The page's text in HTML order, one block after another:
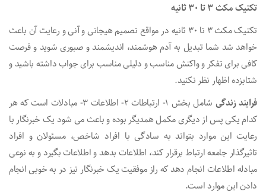
تکنیک مکث 3 تا 30 ثانیه
تکنیک مکث 3 تا 30 ثانیه در مواقع تصمیم هیجانی و آنی و رعایت آن باعث
خواهد شد شما تبدیل به آدم هوشمند، اندیشمند و صبوری شوید و فرصت
کافی برای تفکر و واکنش مناسب و دلیلی مناسب برای جواب داشته باشید و
شتابزده اظهار نظر نکنید.
فرایند زندگی
شامل بخش 1- ارتباطات 2- اطلاعات 3- مبادلات است که هر
کدام یکی پس از دیگری مکمل همدیگر بوده و باعث می شود یک خبرنگار با
رعایت این موارد بتواند به سادگی با افراد شاخص، مسئولان و افراد
تاثیرگذار جامعه ارتباط برقرار کند، اطلاعات بدهد و اطلاعات بگیرد و به نوعی
مبادله اطلاعات انجام دهد که راز موفقیت یک خبرنگار نیز در به خوبی انجام
دادن این موارد است.